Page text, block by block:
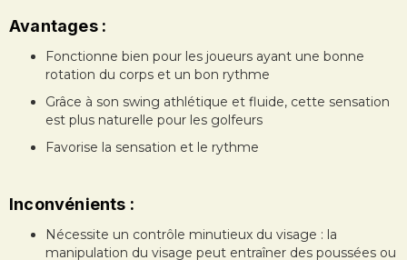
Avantages :
Fonctionne bien pour les joueurs ayant une bonne
rotation du corps et un bon rythme
Grâce à son swing athlétique et fluide, cette sensation
est plus naturelle pour les golfeurs
Favorise la sensation et le rythme
Inconvénients :
Nécessite un contrôle minutieux du visage : la
manipulation du visage peut entraîner des poussées ou